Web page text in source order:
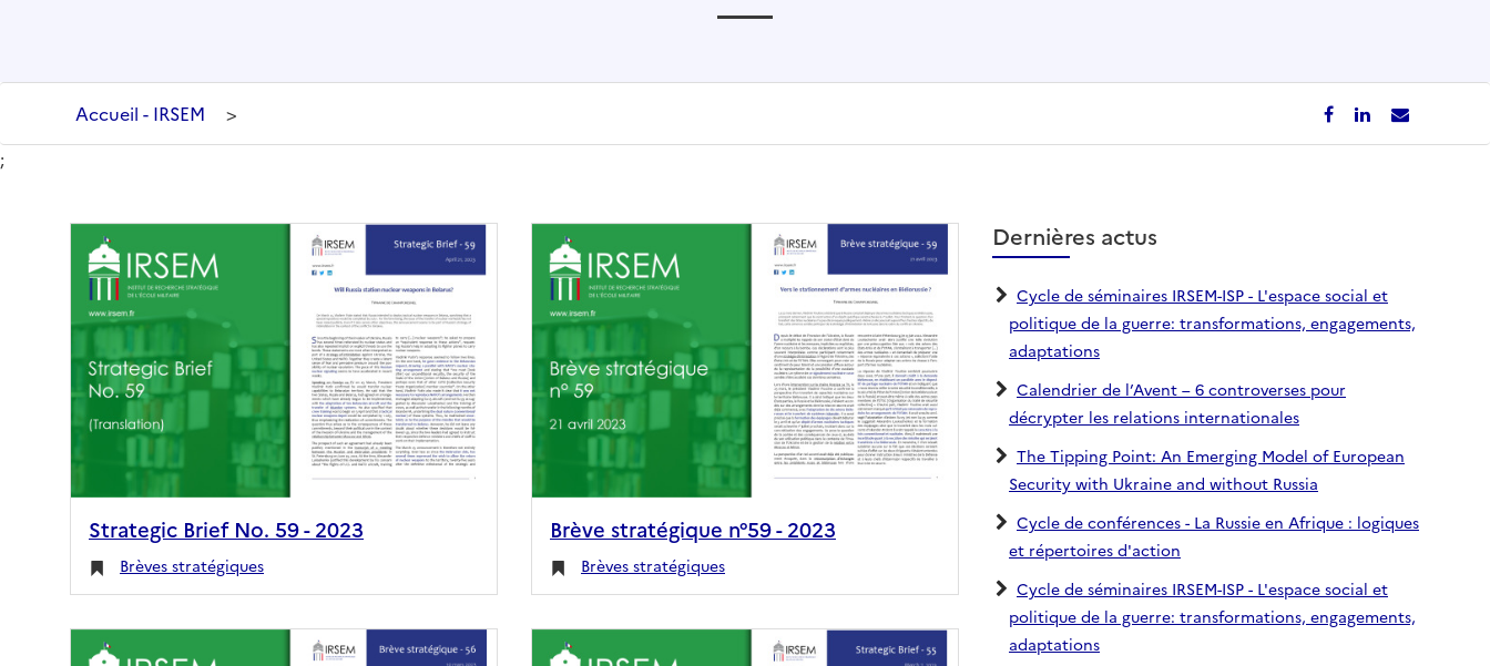
Accueil - IRSEM
>
;
Strategic Brief No. 59 - 2023
Brèves stratégiques
Brève stratégique n°59 - 2023
Brèves stratégiques
Dernières actus
Cycle de séminaires IRSEM-ISP - L'espace social et
politique de la guerre: transformations, engagements,
adaptations
Calendrier de l’Avent – 6 controverses pour
décrypter les relations internationales
The Tipping Point: An Emerging Model of European
Security with Ukraine and without Russia
Cycle de conférences - La Russie en Afrique : logiques
et répertoires d'action
Cycle de séminaires IRSEM-ISP - L'espace social et
politique de la guerre: transformations, engagements,
adaptations